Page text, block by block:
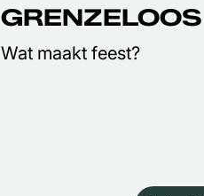
GRENZELOOS
Wat maakt feest?